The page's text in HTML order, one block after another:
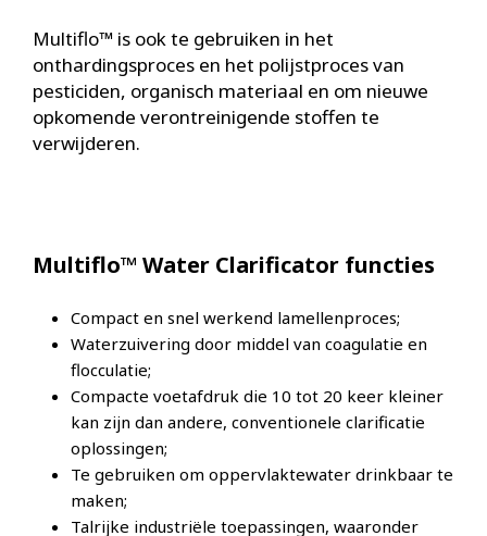
Multiflo™ is ook te gebruiken in het
onthardingsproces en het polijstproces van
pesticiden, organisch materiaal en om nieuwe
opkomende verontreinigende stoffen te
verwijderen.
Multiflo™ Water Clarificator functies
Compact en snel werkend lamellenproces;
Waterzuivering door middel van coagulatie en
flocculatie;
Compacte voetafdruk die 10 tot 20 keer kleiner
kan zijn dan andere, conventionele clarificatie
oplossingen;
Te gebruiken om oppervlaktewater drinkbaar te
maken;
Talrijke industriële toepassingen, waaronder